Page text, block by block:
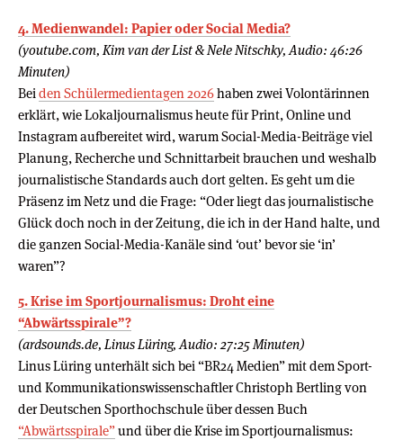
4. Medienwandel: Papier oder Social Media?
(youtube.com, Kim van der List & Nele Nitschky, Audio: 46:26
Minuten)
Beiden Schülermedientagen 2026haben zwei Volontärinnen
erklärt, wie Lokaljournalismus heute für Print, Online und
Instagram aufbereitet wird, warum Social-Media-Beiträge viel
Planung, Recherche und Schnittarbeit brauchen und weshalb
journalistische Standards auch dort gelten. Es geht um die
Präsenz im Netz und die Frage: “Oder liegt das journalistische
Glück doch noch in der Zeitung, die ich in der Hand halte, und
die ganzen Social-Media-Kanäle sind ‘out’ bevor sie ‘in’
waren”?
5. Krise im Sportjournalismus: Droht eine
“Abwärtsspirale”?
(ardsounds.de, Linus Lüring, Audio: 27:25 Minuten)
Linus Lüring unterhält sich bei “BR24 Medien” mit dem Sport-
und Kommunikationswissenschaftler Christoph Bertling von
der Deutschen Sporthochschule über dessen Buch
“Abwärtsspirale”und über die Krise im Sportjournalismus: